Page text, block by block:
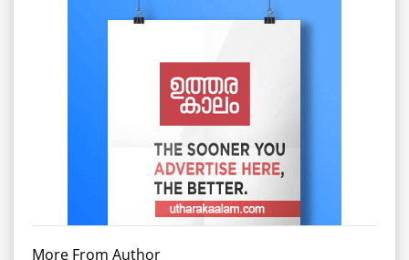
More From Author